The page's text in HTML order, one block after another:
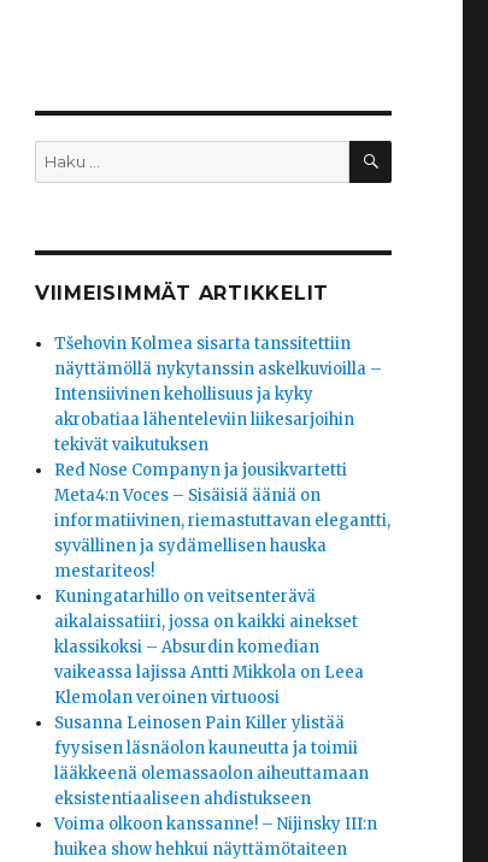
Etsi: HAKU
VIIMEISIMMÄT ARTIKKELIT
Tšehovin Kolmea sisarta tanssitettiin
näyttämöllä nykytanssin askelkuvioilla –
Intensiivinen kehollisuus ja kyky
akrobatiaa lähenteleviin liikesarjoihin
tekivät vaikutuksen
Red Nose Companyn ja jousikvartetti
Meta4:n Voces – Sisäisiä ääniä on
informatiivinen, riemastuttavan elegantti,
syvällinen ja sydämellisen hauska
mestariteos!
Kuningatarhillo on veitsenterävä
aikalaissatiiri, jossa on kaikki ainekset
klassikoksi – Absurdin komedian
vaikeassa lajissa Antti Mikkola on Leea
Klemolan veroinen virtuoosi
Susanna Leinosen Pain Killer ylistää
fyysisen läsnäolon kauneutta ja toimii
lääkkeenä olemassaolon aiheuttamaan
eksistentiaaliseen ahdistukseen
Voima olkoon kanssanne! – Nijinsky III:n
huikea show hehkui näyttämötaiteen